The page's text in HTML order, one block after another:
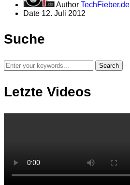
Author TechFieber.de
Date 12. Juli 2012
Suche
Letzte Videos